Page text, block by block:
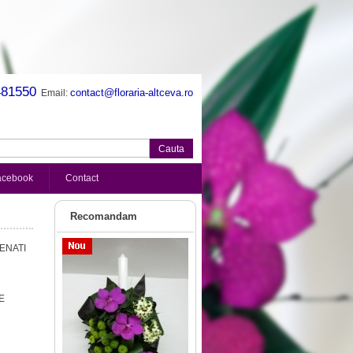
Email: contact@floraria-altceva.ro
Contact
Recomandam